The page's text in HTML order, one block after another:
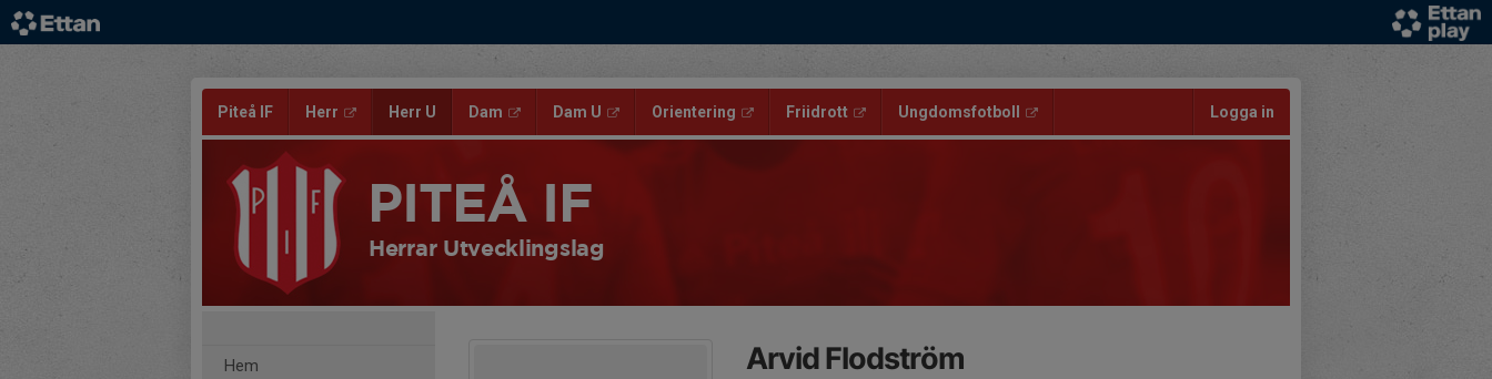
Piteå IF Herr Herr U Dam Dam U Orientering Friidrott Ungdomsfotboll Logga in
PITEÅ IF
Herrar Utvecklingslag
Hem Arvid Flodström